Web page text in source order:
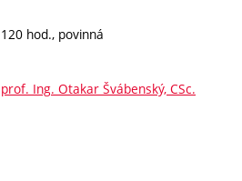
120 hod., povinná
prof. Ing. Otakar Švábenský, CSc.